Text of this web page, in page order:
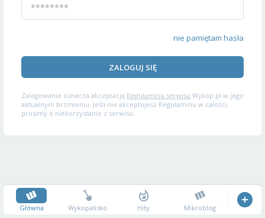
nie pamiętam hasła
ZALOGUJ SIĘ
Zalogowanie oznacza akceptację Regulaminu serwisu Wykop.pl w jego
aktualnym brzmieniu. Jeśli nie akceptujesz Regulaminu w całości,
prosimy o niekorzystanie z serwisu.
Główna Wykopalisko Hity Mikroblog